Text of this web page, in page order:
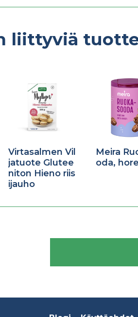
liittyviä
Virtasalmen Vil
jatuote Glutee
niton Hieno riis
ijauho
Meira
oda,